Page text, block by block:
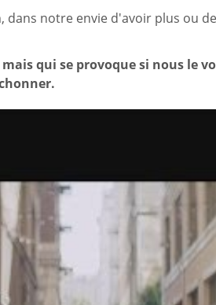
notre envie d'avoir plus ou
qui se provoque si nous le